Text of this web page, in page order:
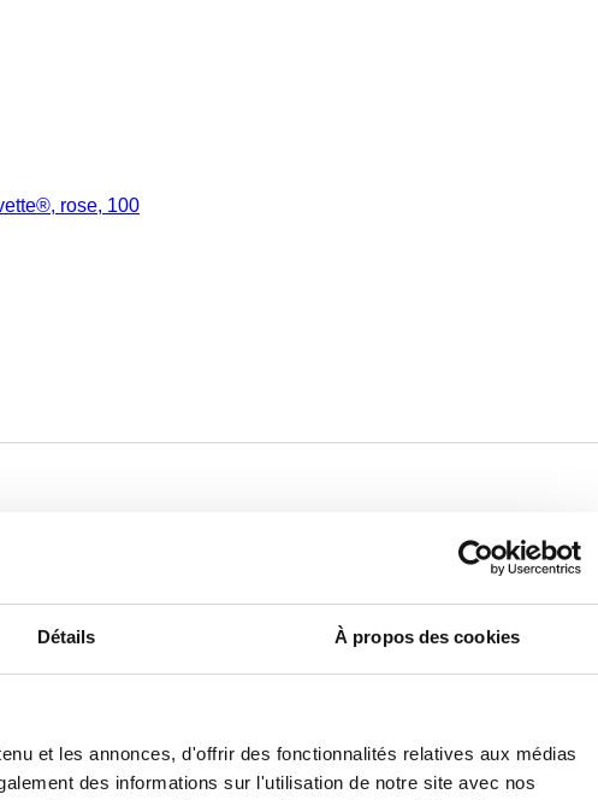
Détails À propos des cookies
et les annonces, d'offrir des fonctionnalités relatives aux médias
des informations sur l'utilisation de notre site avec nos
rose, 100
bleu,